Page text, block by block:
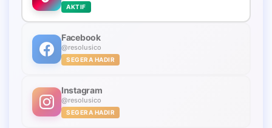
AKTIF
Facebook
@resolusico
SEGERA HADIR
Instagram
@resolusico
SEGERA HADIR